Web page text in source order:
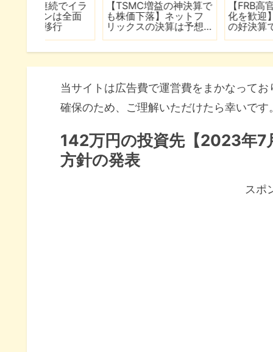
【TSMC増益の神決算で
も株価下落】ネットフ
リックスの決算は予想
【FRB高官がインフレ
化を歓迎】銀行大手5
の好決算でシーズン開
当サイトは広告費で運営費をまかなって
確保のため、ご理解いただけたら幸いです
142万円の投資先【2023年7
方針の発表
スポ